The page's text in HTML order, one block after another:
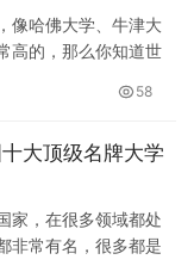
像哈佛大学、牛津大
高的，那么你知道世
58
大顶级名牌大学
家，在很多领域都处
非常有名，很多都是